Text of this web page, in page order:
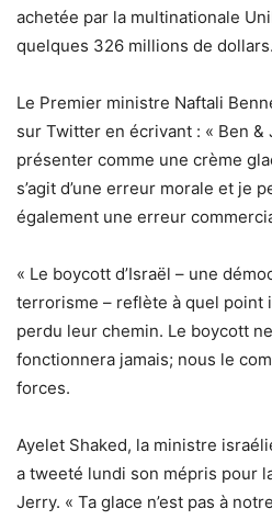
achetée par la multinationale
quelques 326 millions de dollars.
Le Premier ministre Naftali
sur Twitter en écrivant : « Ben &
présenter comme une crème
s’agit d’une erreur morale et je
également une erreur
« Le boycott d’Israël – une
terrorisme – reflète à quel point
perdu leur chemin. Le boycott
fonctionnera jamais; nous le
forces.
Ayelet Shaked, la ministre
a tweeté lundi son mépris pour
Jerry. « Ta glace n’est pas à